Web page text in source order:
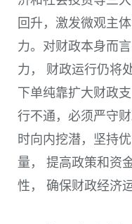
回升，激发微观主
力。对财政本身而
力， 财政运行仍将
下单纯靠扩大财政
行不通，必须严守
时向内挖潜，坚持
量， 提高政策和资
性， 确保财政经济